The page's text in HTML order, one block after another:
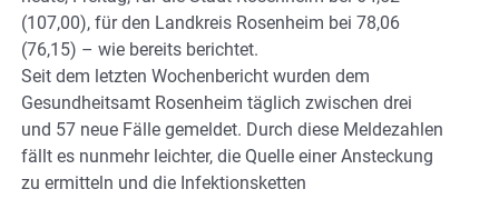
(107,00), für den Landkreis Rosenheim bei 78,06
(76,15) – wie bereits berichtet.
Seit dem letzten Wochenbericht wurden dem
Gesundheitsamt Rosenheim täglich zwischen drei
und 57 neue Fälle gemeldet. Durch diese Meldezahlen
fällt es nunmehr leichter, die Quelle einer Ansteckung
zu ermitteln und die Infektionsketten